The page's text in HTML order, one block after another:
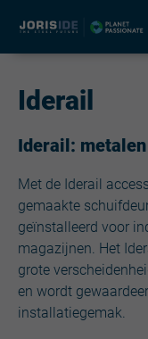
Iderail
Iderail:
Met de Iderail
gemaakte
geïnstalleerd voor
magazijnen. Het
grote
en wordt
installatiegemak.